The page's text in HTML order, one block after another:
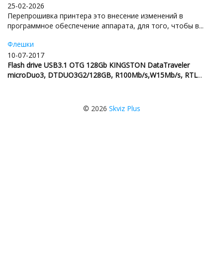
25-02-2026
Перепрошивка принтера это внесение изменений в
программное обеспечение аппарата, для того, чтобы в...
Флешки
10-07-2017
Flash drive USB3.1 OTG 128Gb KINGSTON DataTraveler
microDuo3, DTDUO3G2/128GB, R100Mb/s,W15Mb/s, RTL...
© 2026 Skviz Plus